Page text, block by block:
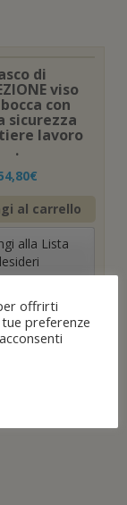
di
viso
con
sicurezza
lavoro
.
€
al carrello
alla Lista
offrirti
preferenze